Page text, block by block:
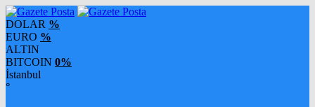
DOLAR %
EURO %
ALTIN
BITCOIN 0%
İstanbul
°